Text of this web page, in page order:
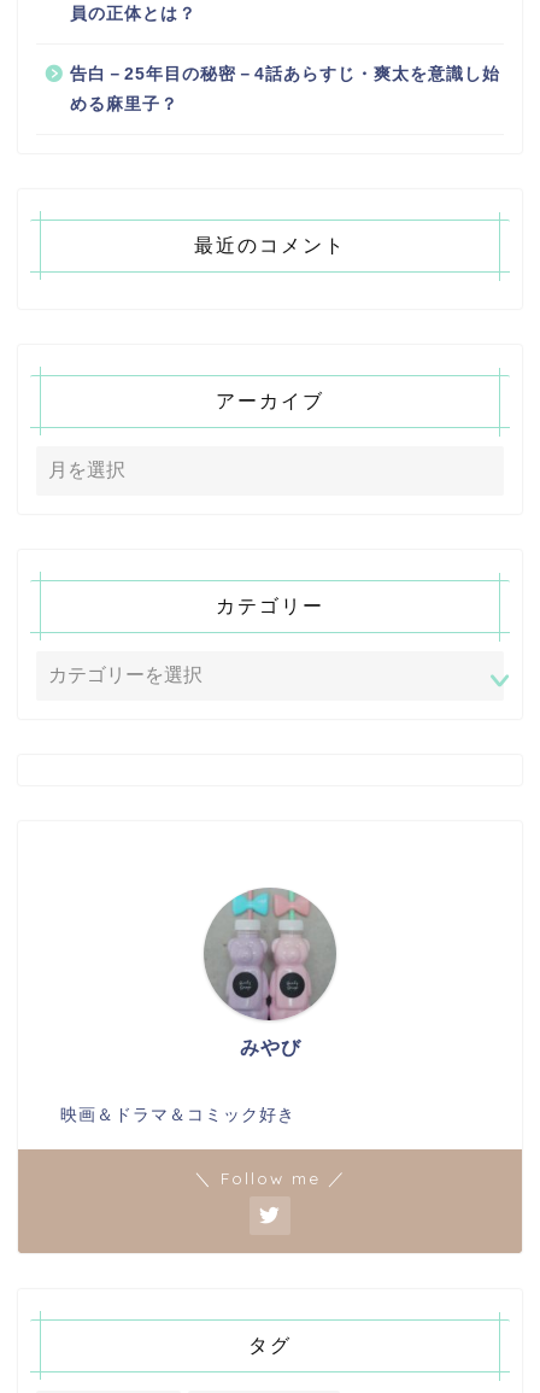
員の正体とは？
告白－25年目の秘密－4話あらすじ・爽太を意識し始
める麻里子？
最近のコメント
アーカイブ
カテゴリー
みやび
映画＆ドラマ＆コミック好き
＼ Follow me ／
タグ